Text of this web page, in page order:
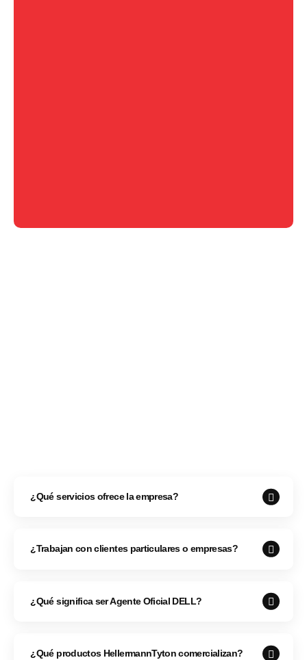
¿Qué servicios ofrece la empresa?
¿Trabajan con clientes particulares o empresas?
¿Qué significa ser Agente Oficial DELL?
¿Qué productos HellermannTyton comercializan?